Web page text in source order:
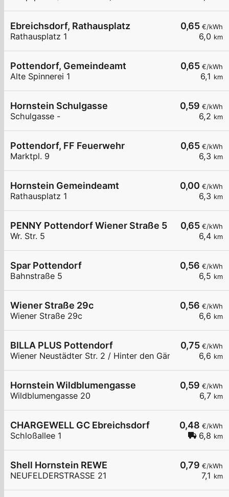
0,65 €/kWh
6,0 km
Ebreichsdorf, Rathausplatz
Rathausplatz 1
0,65 €/kWh
6,1 km
Pottendorf, Gemeindeamt
Alte Spinnerei 1
0,59 €/kWh
6,2 km
Hornstein Schulgasse
Schulgasse -
0,65 €/kWh
6,3 km
Pottendorf, FF Feuerwehr
Marktpl. 9
0,00 €/kWh
6,3 km
Hornstein Gemeindeamt
Rathausplatz 1
0,65 €/kWh
6,4 km
PENNY Pottendorf Wiener Straße 5
Wr. Str. 5
0,56 €/kWh
6,5 km
Spar Pottendorf
Bahnstraße 5
0,56 €/kWh
6,6 km
Wiener Straße 29c
Wiener Straße 29c
0,75 €/kWh
6,6 km
BILLA PLUS Pottendorf
Wiener Neustädter Str. 2 / Hinter den Gärten
0,59 €/kWh
6,7 km
Hornstein Wildblumengasse
Wildblumengasse 20
0,48 €/kWh
6,8 km
CHARGEWELL GC Ebreichsdorf
Schloßallee 1
0,79 €/kWh
7,1 km
Shell Hornstein REWE
NEUFELDERSTRASSE 21